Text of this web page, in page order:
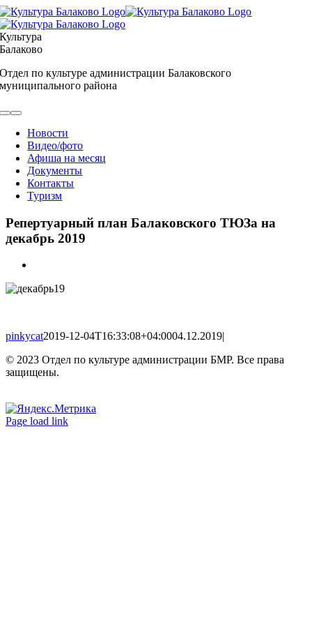
Skip
to
content
Культура
Балаково
Отдел по культуре администрации Балаковского
муниципального района
Toggle
NavigationНовости
Видео/фото
Афиша на месяц
Документы
Контакты
Туризм
Репертуарный план Балаковского ТЮЗа на
декабрь 2019
Image
pinkycat2019-12-04T16:33:08+04:0004.12.2019|
© 2023 Отдел по культуре администрации БМР. Все права
защищены.
Вконтакте
Одноклассники
Page load link